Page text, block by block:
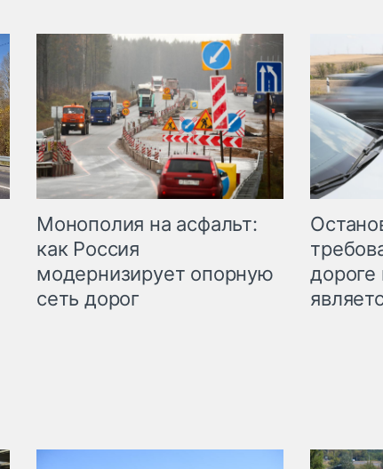
Монополия на асфальт:
как Россия
модернизирует опорную
сеть дорог